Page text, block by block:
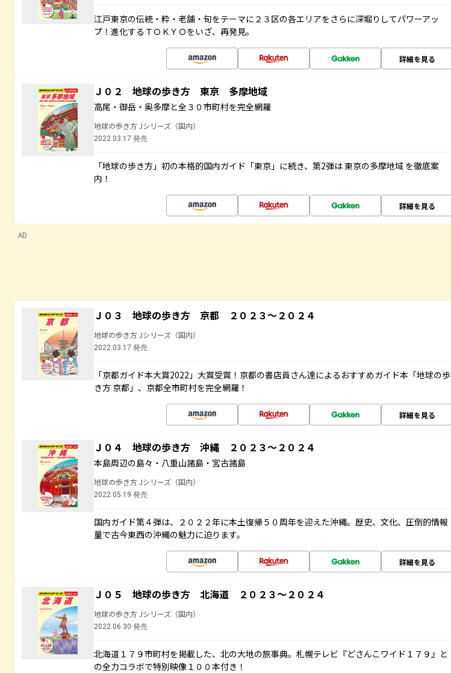
江戸東京の伝統・粋・老舗・旬をテーマに２３区の各エリアをさらに深堀りしてパワーアッ
プ！進化するＴＯＫＹＯをいざ、再発見。
詳細を見る
Ｊ０２ 地球の歩き方 東京 多摩地域
高尾・御岳・奥多摩と全３０市町村を完全網羅
地球の歩き方 Jシリーズ（国内）
2022.03.17 発売
「地球の歩き方」初の本格的国内ガイド「東京」に続き、第2弾は 東京の多摩地域 を徹底案
内！
詳細を見る
AD
Ｊ０３ 地球の歩き方 京都 ２０２３～２０２４
地球の歩き方 Jシリーズ（国内）
2022.03.17 発売
「京都ガイド本大賞2022」大賞受賞！京都の書店員さん達によるおすすめガイド本「地球の歩
き方 京都」、京都全市町村を完全網羅！
詳細を見る
Ｊ０４ 地球の歩き方 沖縄 ２０２３～２０２４
本島周辺の島々・八重山諸島・宮古諸島
地球の歩き方 Jシリーズ（国内）
2022.05.19 発売
国内ガイド第４弾は、２０２２年に本土復帰５０周年を迎えた沖縄。歴史、文化、圧倒的情報
量で古今東西の沖縄の魅力に迫ります。
詳細を見る
Ｊ０５ 地球の歩き方 北海道 ２０２３～２０２４
地球の歩き方 Jシリーズ（国内）
2022.06.30 発売
北海道１７９市町村を掲載した、北の大地の旅事典。札幌テレビ『どさんこワイド１７９』と
の全力コラボで特別映像１００本付き！